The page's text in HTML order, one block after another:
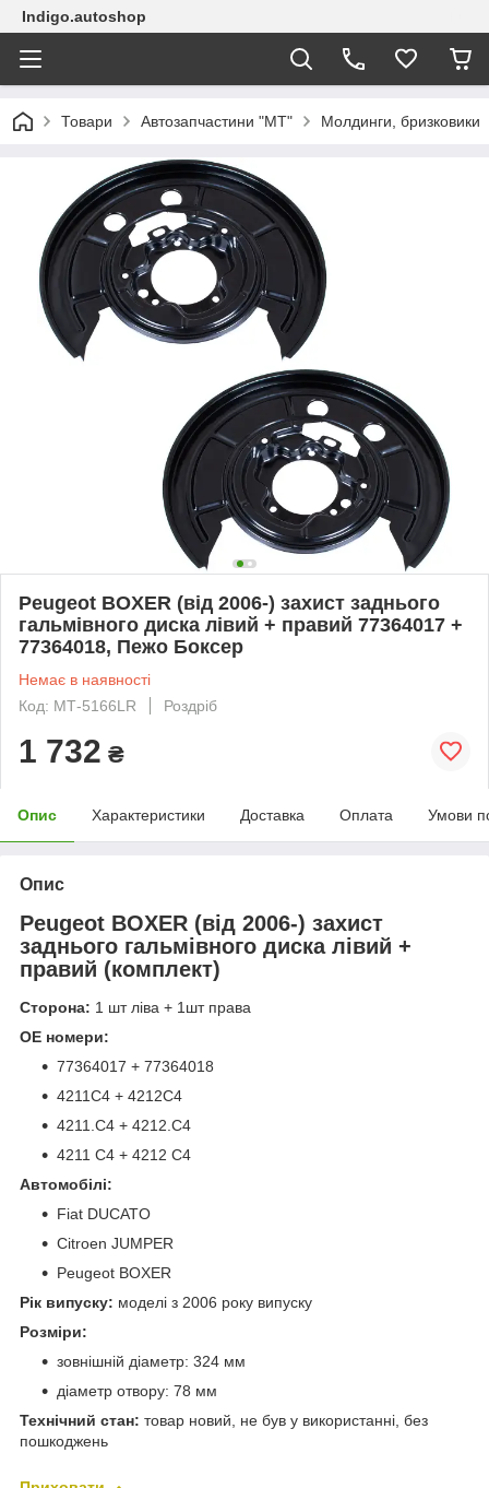
Indigo.autoshop
Товари Автозапчастини "МТ" Молдинги, бризковики
Peugeot BOXER (від 2006-) захист заднього
гальмівного диска лівий + правий 77364017 +
77364018, Пежо Боксер
Немає в наявності
Код: МТ-5166LR
Роздріб
1 732 ₴
Опис Характеристики Доставка Оплата Умови
Опис
Peugeot BOXER (від 2006-) захист
заднього гальмівного диска лівий +
правий (комплект)
Сторона: 1 шт ліва + 1шт права
OE номери:
77364017 + 77364018
4211C4 + 4212C4
4211.C4 + 4212.C4
4211 C4 + 4212 C4
Автомобілі:
Fiat DUCATO
Citroen JUMPER
Peugeot BOXER
Рік випуску: моделі з 2006 року випуску
Розміри:
зовнішній діаметр: 324 мм
діаметр отвору: 78 мм
Технічний стан: товар новий, не був у використанні, без
пошкоджень